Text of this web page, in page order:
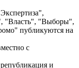
"Власть", "Выборы",
публикуются на
с
и